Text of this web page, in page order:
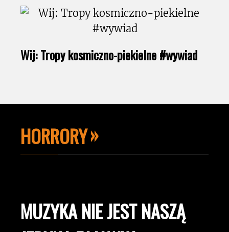
Wij: Tropy kosmiczno-piekielne #wywiad
HORRORY
MUZYKA NIE JEST NASZĄ